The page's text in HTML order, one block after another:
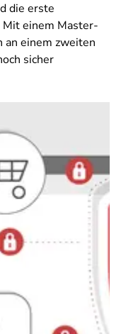
die erste
einem Master-
an einem zweiten
sicher